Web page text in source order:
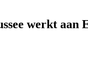
werkt aan